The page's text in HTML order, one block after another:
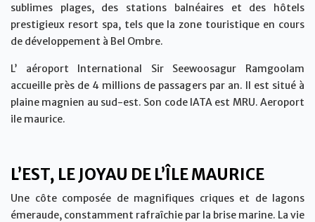
sublimes plages, des stations balnéaires et des hôtels
prestigieux resort spa, tels que la zone touristique en cours
de développement à Bel Ombre.
L’ aéroport International Sir Seewoosagur Ramgoolam
accueille près de 4 millions de passagers par an. Il est situé à
plaine magnien au sud-est. Son code IATA est MRU. Aeroport
ile maurice.
L’EST, LE JOYAU DE L’ÎLE MAURICE
Une côte composée de magnifiques criques et de lagons
émeraude, constamment rafraîchie par la brise marine. La vie